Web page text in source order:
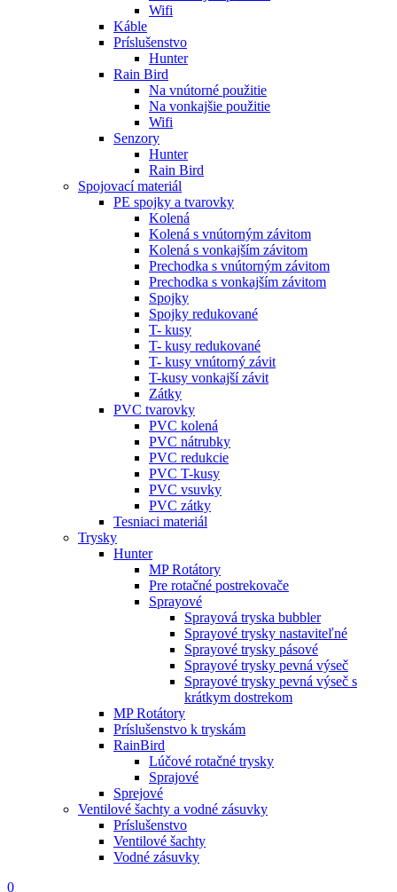
Wifi
Káble
Príslušenstvo
Hunter
Rain Bird
Na vnútorné použitie
Na vonkajšie použitie
Wifi
Senzory
Hunter
Rain Bird
Spojovací materiál
PE spojky a tvarovky
Kolená
Kolená s vnútorným závitom
Kolená s vonkajším závitom
Prechodka s vnútorným závitom
Prechodka s vonkajším závitom
Spojky
Spojky redukované
T- kusy
T- kusy redukované
T- kusy vnútorný závit
T-kusy vonkajší závit
Zátky
PVC tvarovky
PVC kolená
PVC nátrubky
PVC redukcie
PVC T-kusy
PVC vsuvky
PVC zátky
Tesniaci materiál
Trysky
Hunter
MP Rotátory
Pre rotačné postrekovače
Sprayové
Sprayová tryska bubbler
Sprayové trysky nastaviteľné
Sprayové trysky pásové
Sprayové trysky pevná výseč
Sprayové trysky pevná výseč s
krátkym dostrekom
MP Rotátory
Príslušenstvo k tryskám
RainBird
Lúčové rotačné trysky
Sprajové
Sprejové
Ventilové šachty a vodné zásuvky
Príslušenstvo
Ventilové šachty
Vodné zásuvky
0